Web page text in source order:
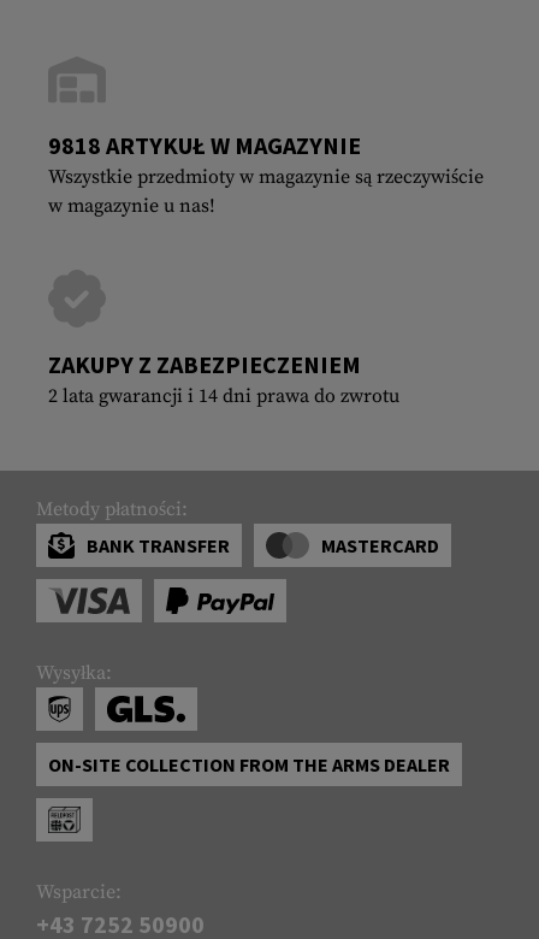
9818 ARTYKUŁ W MAGAZYNIE
Wszystkie przedmioty w magazynie są rzeczywiście
w magazynie u nas!
ZAKUPY Z ZABEZPIECZENIEM
2 lata gwarancji i 14 dni prawa do zwrotu
Metody płatności:
BANK TRANSFER
MASTERCARD
Wysyłka:
ON-SITE COLLECTION FROM THE ARMS DEALER
Wsparcie:
+43 7252 50900